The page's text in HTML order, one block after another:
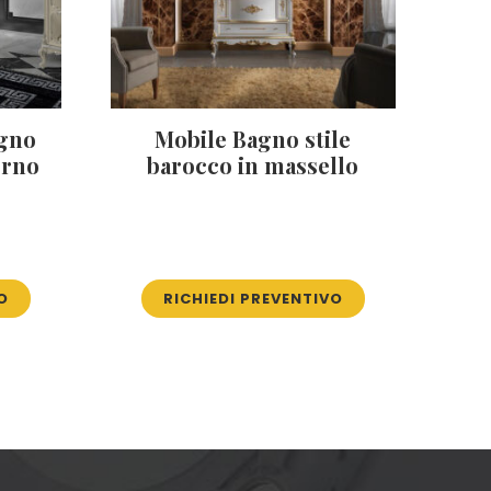
Mobile Bagno stile
barocco in massello
RICHIEDI PREVENTIVO